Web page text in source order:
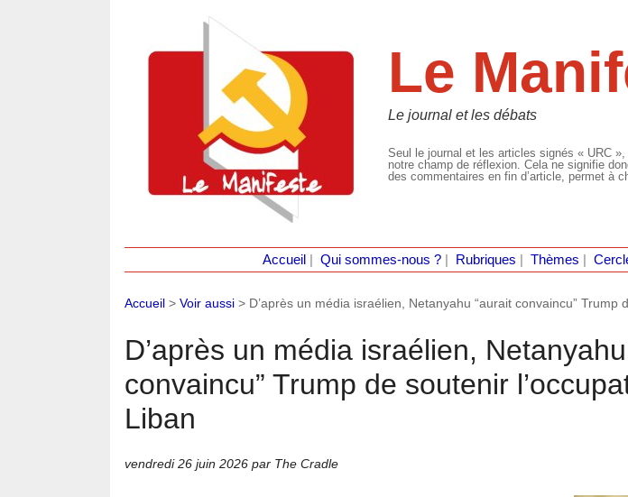
Le
Le journal et les débats
Seul le journal et les articles signés « URC
notre champ de réflexion. Cela ne signifie
des commentaires en fin d’article, permet à
Accueil Qui sommes-nous ?| Rubriques Thèmes
Accueil > Voir aussi > D’après un média israélien, Netanyahu “aurait convaincu”
D’après un média israélien,
convaincu” Trump de soutenir
Liban
vendredi 26 juin 2026 par The Cradle